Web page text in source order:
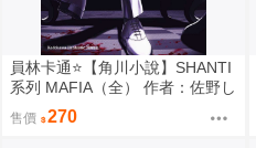
員林卡通⭐️【角川小說】SHANTI
系列 MAFIA（全） 作者：佐野し
なの (附尼采書套)
售價 270